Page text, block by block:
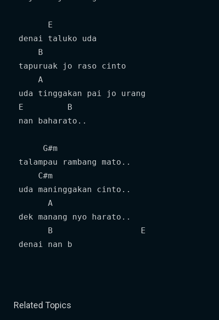
       E
denai taluko uda
     B
tapuruak jo raso cinto
     A
uda tinggakan pai jo urang
E         B
nan baharato..
      G#m
talampau rambang mato..
     C#m
uda maninggakan cinto..
       A
dek manang nyo harato..
       B                  E
denai nan b
Related Topics